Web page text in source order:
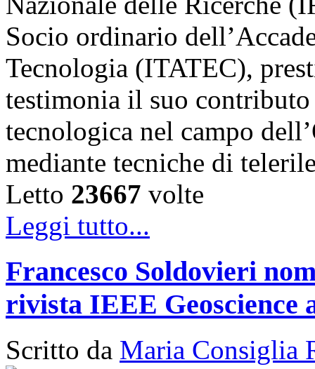
Socio ordinario
Tecnologia (ITATEC),
testimonia il suo
tecnologica nel campo
mediante tecniche di
Letto 23667 volte
Leggi tutto...
Francesco Soldovieri
rivista IEEE Geoscience
Scritto da Maria Consiglia